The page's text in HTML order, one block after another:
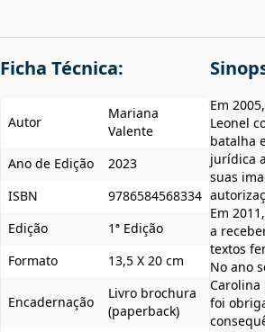
Ficha Técnica:
Autor
Mariana
Valente
Ano de Edição
2023
ISBN
9786584568334
Edição
1ª Edição
Formato
13,5 X 20 cm
Encadernação
Livro brochura
(paperback)
Em
Leonel
batalha
jurídica
suas
Em
a
textos
No ano
Carolina
foi